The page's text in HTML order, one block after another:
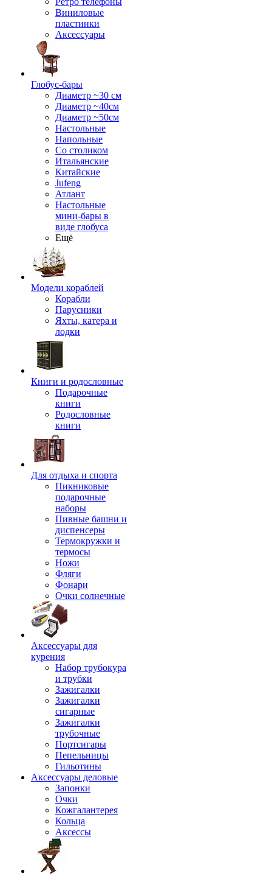
Виниловые
пластинки
Аксессуары
Глобус-бары
Диаметр ~30 см
Диаметр ~40см
Диаметр ~50см
Настольные
Напольные
Со столиком
Итальянские
Китайские
Jufeng
Атлант
Настольные
мини-бары в
виде глобуса
Ещё
Модели кораблей
Корабли
Парусники
Яхты, катера и
лодки
Книги и родословные
Подарочные
книги
Родословные
книги
Для отдыха и спорта
Пикниковые
подарочные
наборы
Пивные башни и
диспенсеры
Термокружки и
термосы
Ножи
Фляги
Фонари
Очки солнечные
Аксессуары для
курения
Набор трубокура
и трубки
Зажигалки
Зажигалки
сигарные
Зажигалки
трубочные
Портсигары
Пепельницы
Гильотины
Аксессуары деловые
Запонки
Очки
Кожгалантерея
Кольца
Аксессы